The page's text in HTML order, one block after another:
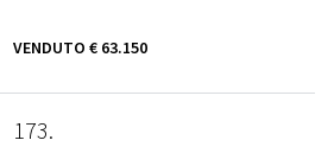
VENDUTO € 63.150
173